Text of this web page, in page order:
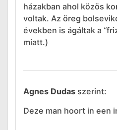
házakban ahol közös
voltak. Az öreg
években is ágáltak a
miatt.)
Agnes Dudas szerint:
Deze man hoort in een